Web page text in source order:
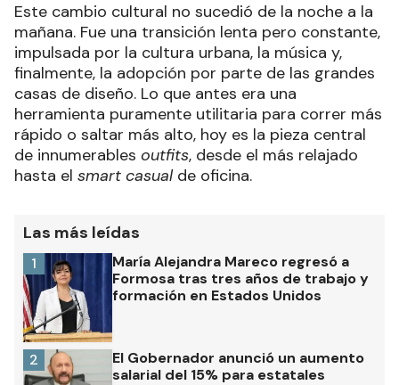
Este cambio cultural no sucedió de la noche a la
mañana. Fue una transición lenta pero constante,
impulsada por la cultura urbana, la música y,
finalmente, la adopción por parte de las grandes
casas de diseño. Lo que antes era una
herramienta puramente utilitaria para correr más
rápido o saltar más alto, hoy es la pieza central
de innumerables outfits, desde el más relajado
hasta el smart casualde oficina.
Las más leídas
María Alejandra Mareco regresó a
Formosa tras tres años de trabajo y
formación en Estados Unidos
1
El Gobernador anunció un aumento
salarial del 15% para estatales
2